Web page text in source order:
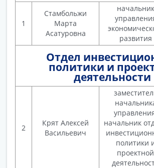
1
Стамбольжи
Марта
Асатуровна
начальник
развития
Отдел
политики и
деятельности
2
Крят Алексей
Васильевич
начальник
политики
проектной